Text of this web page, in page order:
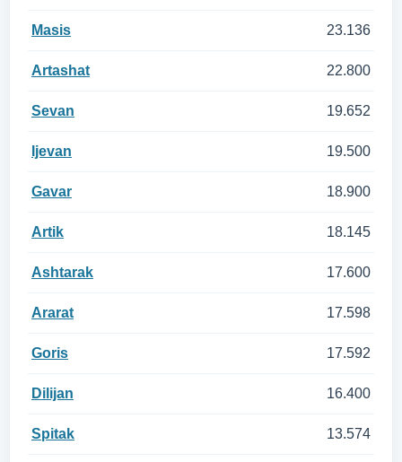
Masis 23.136
Artashat 22.800
Sevan 19.652
Ijevan 19.500
Gavar 18.900
Artik 18.145
Ashtarak 17.600
Ararat 17.598
Goris 17.592
Dilijan 16.400
Spitak 13.574